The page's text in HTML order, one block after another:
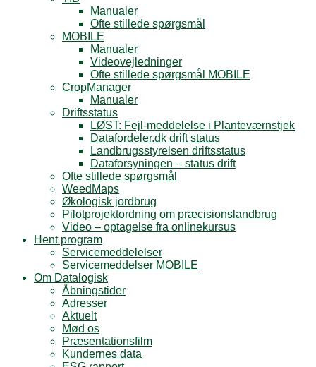
Manualer
Ofte stillede spørgsmål
MOBILE
Manualer
Videovejledninger
Ofte stillede spørgsmål MOBILE
CropManager
Manualer
Driftsstatus
LØST: Fejl-meddelelse i Planteværnstjek
Datafordeler.dk drift status
Landbrugsstyrelsen driftsstatus
Dataforsyningen – status drift
Ofte stillede spørgsmål
WeedMaps
Økologisk jordbrug
Pilotprojektordning om præcisionslandbrug
Video – optagelse fra onlinekursus
Hent program
Servicemeddelelser
Servicemeddelser MOBILE
Om Datalogisk
Åbningstider
Adresser
Aktuelt
Mød os
Præsentationsfilm
Kundernes data